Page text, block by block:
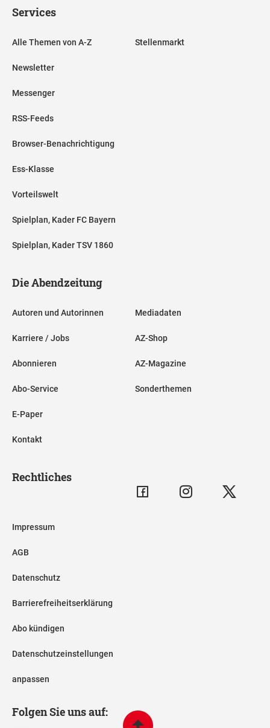
Services
Alle Themen von A-Z
Newsletter
Messenger
RSS-Feeds
Browser-Benachrichtigung
Ess-Klasse
Vorteilswelt
Spielplan, Kader FC Bayern
Spielplan, Kader TSV 1860
Stellenmarkt
Die Abendzeitung
Autoren und Autorinnen
Karriere / Jobs
Abonnieren
Abo-Service
E-Paper
Kontakt
Mediadaten
AZ-Shop
AZ-Magazine
Sonderthemen
Rechtliches
Impressum
AGB
Datenschutz
Barrierefreiheitserklärung
Abo kündigen
Datenschutzeinstellungen
anpassen
Folgen Sie uns auf: